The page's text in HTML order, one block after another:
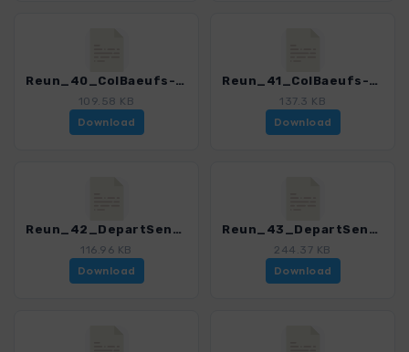
Reun_40_ColBaeufs-Marla-TroisRoches-Nouvelle.gpx
109.58 KB
Download
Reun_41_ColBaeufs-Nouvelle-RochePlate-Marla.gpx
137.3 KB
Download
Reun_42_DepartSentierScout-Aurere-DepartSentierScout.gpx
116.96 KB
Download
Reun_43_DepartSentierScout-Cayenne-RochePlate-Marla.gpx
244.37 KB
Download